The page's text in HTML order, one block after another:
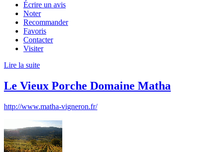
Écrire un avis
Noter
Recommander
Favoris
Contacter
Visiter
Lire la suite
Le Vieux Porche Domaine Matha
http://www.matha-vigneron.fr/